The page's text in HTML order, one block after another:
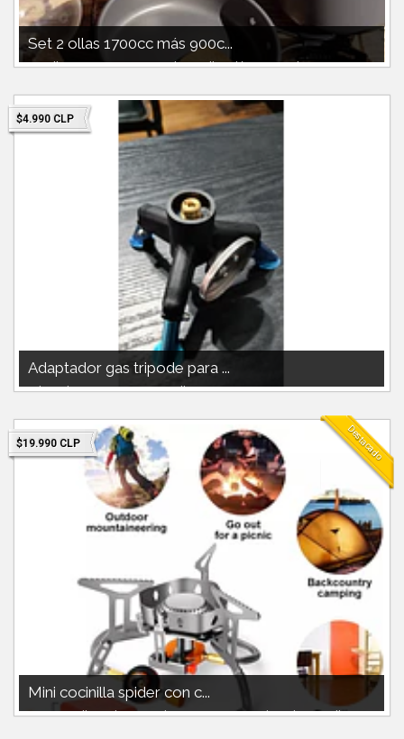
Set 2 ollas 1700cc más 900c...
Set ollas 1700cc y 900cc paila pocillos plásticos incluye mini
$4.990 CLP
Adaptador gas tripode para ...
Adaptador gas 227 para cocinillas camping
$19.990 CLP Destacado
Mini cocinilla spider con c...
Mini cocinilla spider con cubre viento incorporado en la cocinilla.